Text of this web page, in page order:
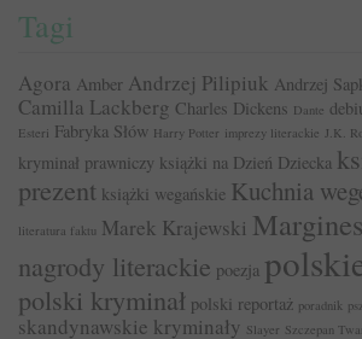
Tagi
Agora Amber Andrzej Pilipiuk Andrzej
Camilla Lackberg Charles Dickens Dante
Esteri Fabryka Słów Harry Potter imprezy literackie J.K.
kryminał prawniczy książki na Dzień Dziecka
prezent książki wegańskie Kuchnia
literatura faktu Marek Krajewski
nagrody literackie poezja
polski kryminał polski reportaż poradnik
skandynawskie kryminały Slayer Szczepan